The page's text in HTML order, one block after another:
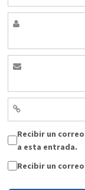
Recibir un
a esta entrada.
Recibir un